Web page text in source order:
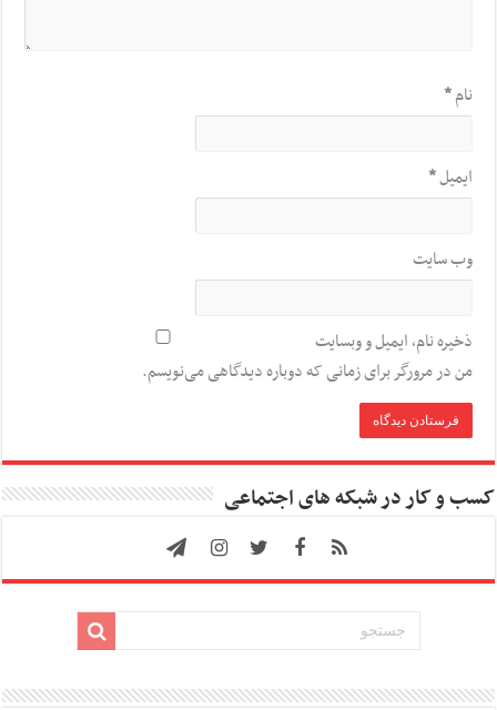
نام*
ایمیل*
وب‌ سایت
ذخیره نام، ایمیل و وبسایت
من در مرورگر برای زمانی که دوباره دیدگاهی می‌نویسم.
کسب و کار در شبکه های اجتماعی